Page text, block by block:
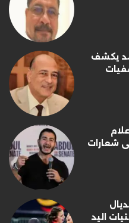
يكشف
شعارات
اليد